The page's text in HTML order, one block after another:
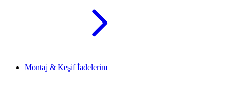
Montaj & Keşif İadelerim